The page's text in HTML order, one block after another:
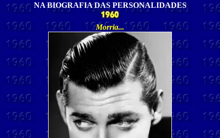
NA BIOGRAFIA DAS PERSONALIDADES
Morria...